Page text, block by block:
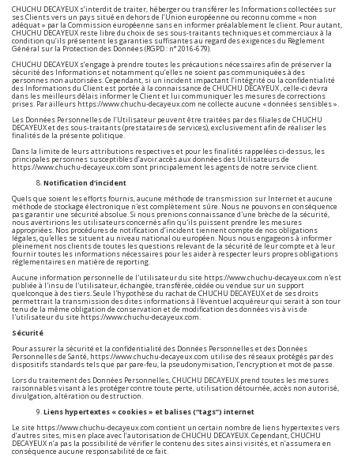
CHUCHU DECAYEUX s’interdit de traiter, héberger ou transférer les Informations collectées sur
ses Clients vers un pays situé en dehors de l’Union européenne ou reconnu comme « non
adéquat » par la Commission européenne sans en informer préalablement le client. Pour autant,
CHUCHU DECAYEUX reste libre du choix de ses sous-traitants techniques et commerciaux à la
condition qu’ils présentent les garanties suffisantes au regard des exigences du Règlement
Général sur la Protection des Données (RGPD : n° 2016-679).
CHUCHU DECAYEUX s’engage à prendre toutes les précautions nécessaires afin de préserver la
sécurité des Informations et notamment qu’elles ne soient pas communiquées à des
personnes non autorisées. Cependant, si un incident impactant l’intégrité ou la confidentialité
des Informations du Client est portée à la connaissance de CHUCHU DECAYEUX , celle-ci devra
dans les meilleurs délais informer le Client et lui communiquer les mesures de corrections
prises. Par ailleurs https://www.chuchu-decayeux.com ne collecte aucune « données sensibles ».
Les Données Personnelles de l’Utilisateur peuvent être traitées par des filiales de CHUCHU
DECAYEUX et des sous-traitants (prestataires de services), exclusivement afin de réaliser les
finalités de la présente politique.
Dans la limite de leurs attributions respectives et pour les finalités rappelées ci-dessus, les
principales personnes susceptibles d’avoir accès aux données des Utilisateurs de
https://www.chuchu-decayeux.com sont principalement les agents de notre service client.
Notification d’incident
Quels que soient les efforts fournis, aucune méthode de transmission sur Internet et aucune
méthode de stockage électronique n'est complètement sûre. Nous ne pouvons en conséquence
pas garantir une sécurité absolue. Si nous prenions connaissance d'une brèche de la sécurité,
nous avertirions les utilisateurs concernés afin qu'ils puissent prendre les mesures
appropriées. Nos procédures de notification d’incident tiennent compte de nos obligations
légales, qu'elles se situent au niveau national ou européen. Nous nous engageons à informer
pleinement nos clients de toutes les questions relevant de la sécurité de leur compte et à leur
fournir toutes les informations nécessaires pour les aider à respecter leurs propres obligations
réglementaires en matière de reporting.
Aucune information personnelle de l'utilisateur du site https://www.chuchu-decayeux.com n'est
publiée à l'insu de l'utilisateur, échangée, transférée, cédée ou vendue sur un support
quelconque à des tiers. Seule l'hypothèse du rachat de CHUCHU DECAYEUX et de ses droits
permettrait la transmission des dites informations à l'éventuel acquéreur qui serait à son tour
tenu de la même obligation de conservation et de modification des données vis à vis de
l'utilisateur du site https://www.chuchu-decayeux.com.
Sécurité
Pour assurer la sécurité et la confidentialité des Données Personnelles et des Données
Personnelles de Santé, https://www.chuchu-decayeux.com utilise des réseaux protégés par des
dispositifs standards tels que par pare-feu, la pseudonymisation, l’encryption et mot de passe.
Lors du traitement des Données Personnelles, CHUCHU DECAYEUX prend toutes les mesures
raisonnables visant à les protéger contre toute perte, utilisation détournée, accès non autorisé,
divulgation, altération ou destruction.
Liens hypertextes « cookies » et balises (“tags”) internet
Le site https://www.chuchu-decayeux.com contient un certain nombre de liens hypertextes vers
d’autres sites, mis en place avec l’autorisation de CHUCHU DECAYEUX. Cependant, CHUCHU
DECAYEUX n’a pas la possibilité de vérifier le contenu des sites ainsi visités, et n’assumera en
conséquence aucune responsabilité de ce fait.